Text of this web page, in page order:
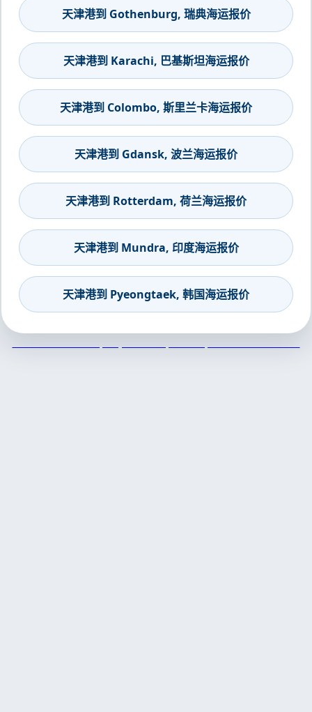
天津港到 Gothenburg, 瑞典海运报价
天津港到 Karachi, 巴基斯坦海运报价
天津港到 Colombo, 斯里兰卡海运报价
天津港到 Gdansk, 波兰海运报价
天津港到 Rotterdam, 荷兰海运报价
天津港到 Mundra, 印度海运报价
天津港到 Pyeongtaek, 韩国海运报价